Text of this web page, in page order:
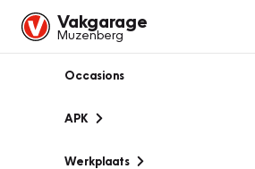
Vakgarage
Muzenberg
Occasions
APK
Werkplaats